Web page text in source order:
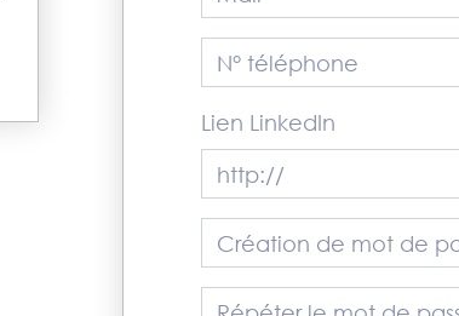
N° téléphone
Lien LinkedIn
Password
Répéter le mot de passe*